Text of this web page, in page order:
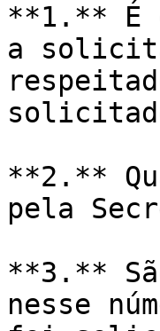
**1.** É
a
**2.**
pela
**3.**
nesse